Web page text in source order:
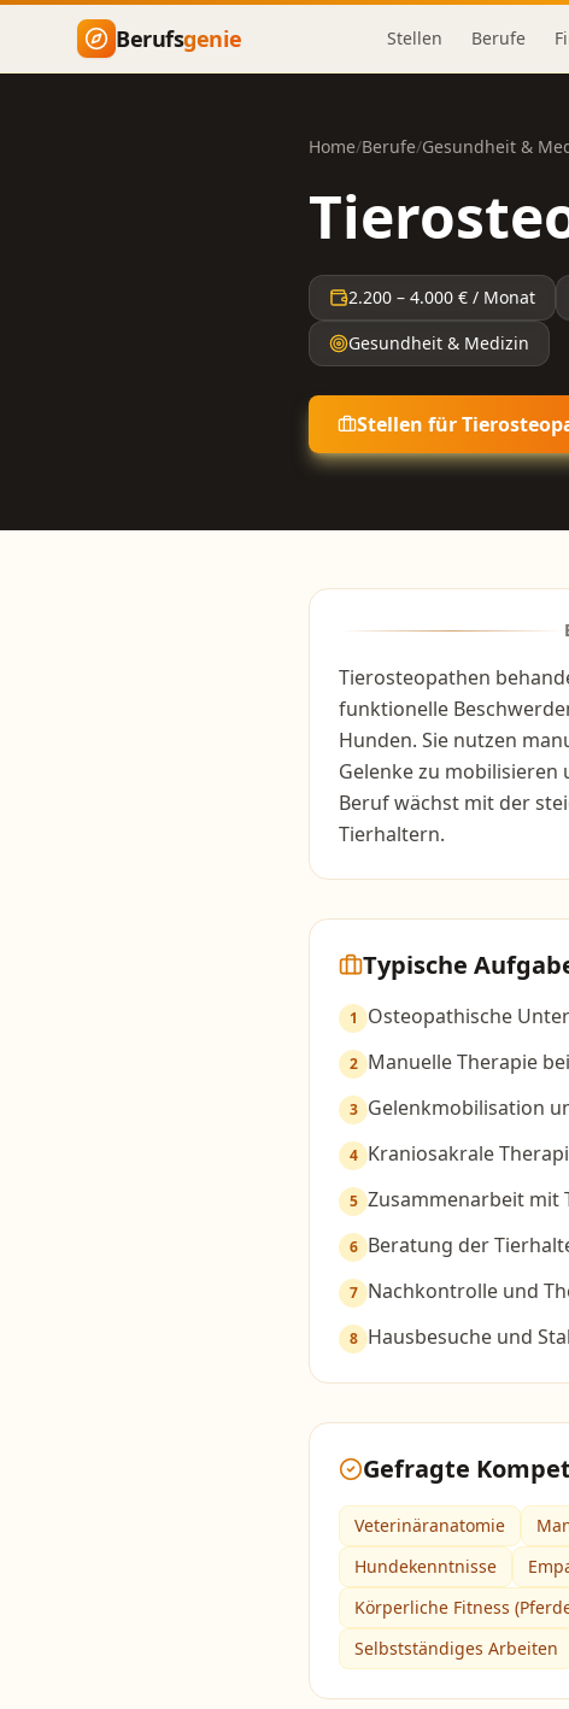
Zum Hauptinhalt springen
Berufsgenie Stellen Berufe
Home/Berufe/Gesundheit &
2.200 – 4.000 € / Monat
Gesundheit & Medizin
Stellen für
Tierosteopathen
funktionelle
Hunden. Sie nutzen
Gelenke zu
Beruf wächst mit der
Tierhaltern.
Typische
1 Osteopathische
2 Manuelle Therapie
3 Gelenkmobilisation
4 Kraniosakrale
5 Zusammenarbeit mit
6 Beratung der
7 Nachkontrolle und
8 Hausbesuche und
Gefragte
Veterinäranatomie
Hundekenntnisse
Körperliche Fitness
Selbstständiges Arbeiten